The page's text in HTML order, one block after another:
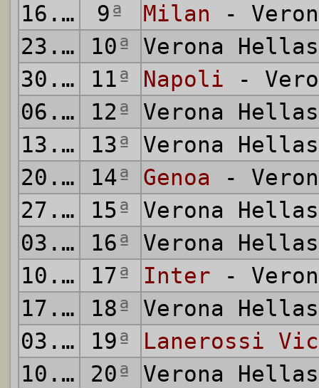
16.12.1973
9ª Milan -
23.12.1973
10ª
Verona
30.12.1973
11ª Napoli -
06.01.1974
12ª
Verona
13.01.1974
13ª
Verona
20.01.1974
14ª Genoa -
27.01.1974
15ª
Verona
03.02.1974
16ª
Verona
10.02.1974
17ª Inter -
17.02.1974
18ª
Verona
03.03.1974
19ª
Lanerossi
10.03.1974
20ª
Verona